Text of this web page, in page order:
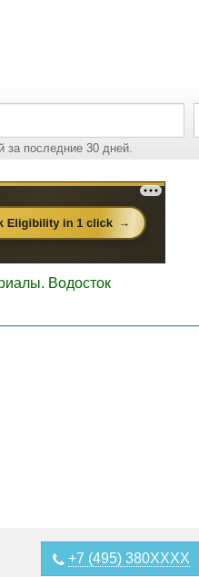
за последние 30 дней.
Водосток
+7 (495) 380XXXX